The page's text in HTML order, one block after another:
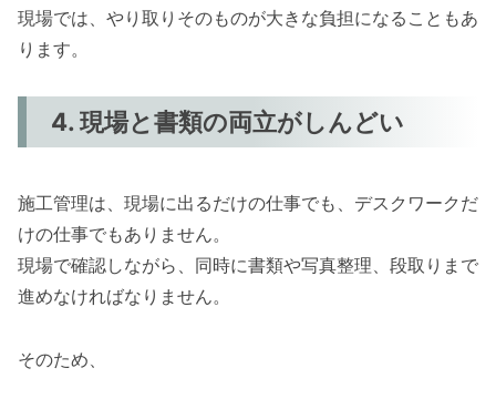
現場では、やり取りそのものが大きな負担になることもあ
ります。
4. 現場と書類の両立がしんどい
施工管理は、現場に出るだけの仕事でも、デスクワークだ
けの仕事でもありません。
現場で確認しながら、同時に書類や写真整理、段取りまで
進めなければなりません。
そのため、